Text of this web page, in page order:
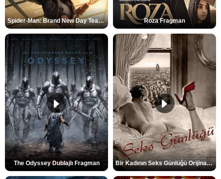
Spider-Man: Brand New Day Teaser Roza Fragman
The Odyssey Dublajlı Fragman Bir Kadının Seks Günlüğü Orijinal Fragman